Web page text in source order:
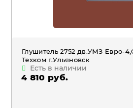
Глушитель 2752 дв.УМЗ Евро-
Техком г.Ульяновск
Есть в наличии
4 810 руб.